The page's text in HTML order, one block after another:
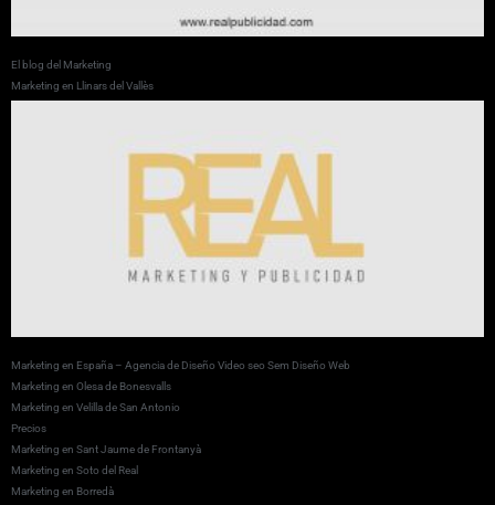
El blog del Marketing
Marketing en Llinars del Vallès
Marketing en España – Agencia de Diseño Video seo Sem Diseño Web
Marketing en Olesa de Bonesvalls
Marketing en Velilla de San Antonio
Precios
Marketing en Sant Jaume de Frontanyà
Marketing en Soto del Real
Marketing en Borredà